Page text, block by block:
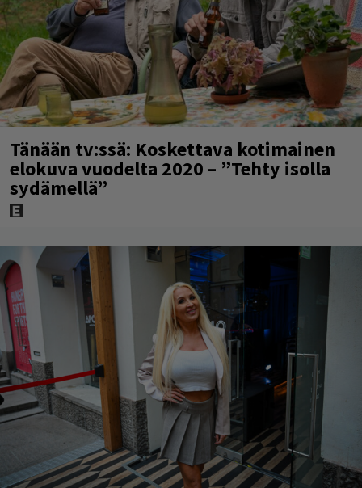
Tänään tv:ssä: Koskettava kotimainen
elokuva vuodelta 2020 – ”Tehty isolla
sydämellä”